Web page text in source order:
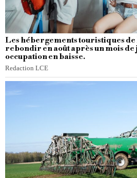
Les hébergements touristiques
rebondir en août après un mois
occupation en baisse.
Redaction LCE